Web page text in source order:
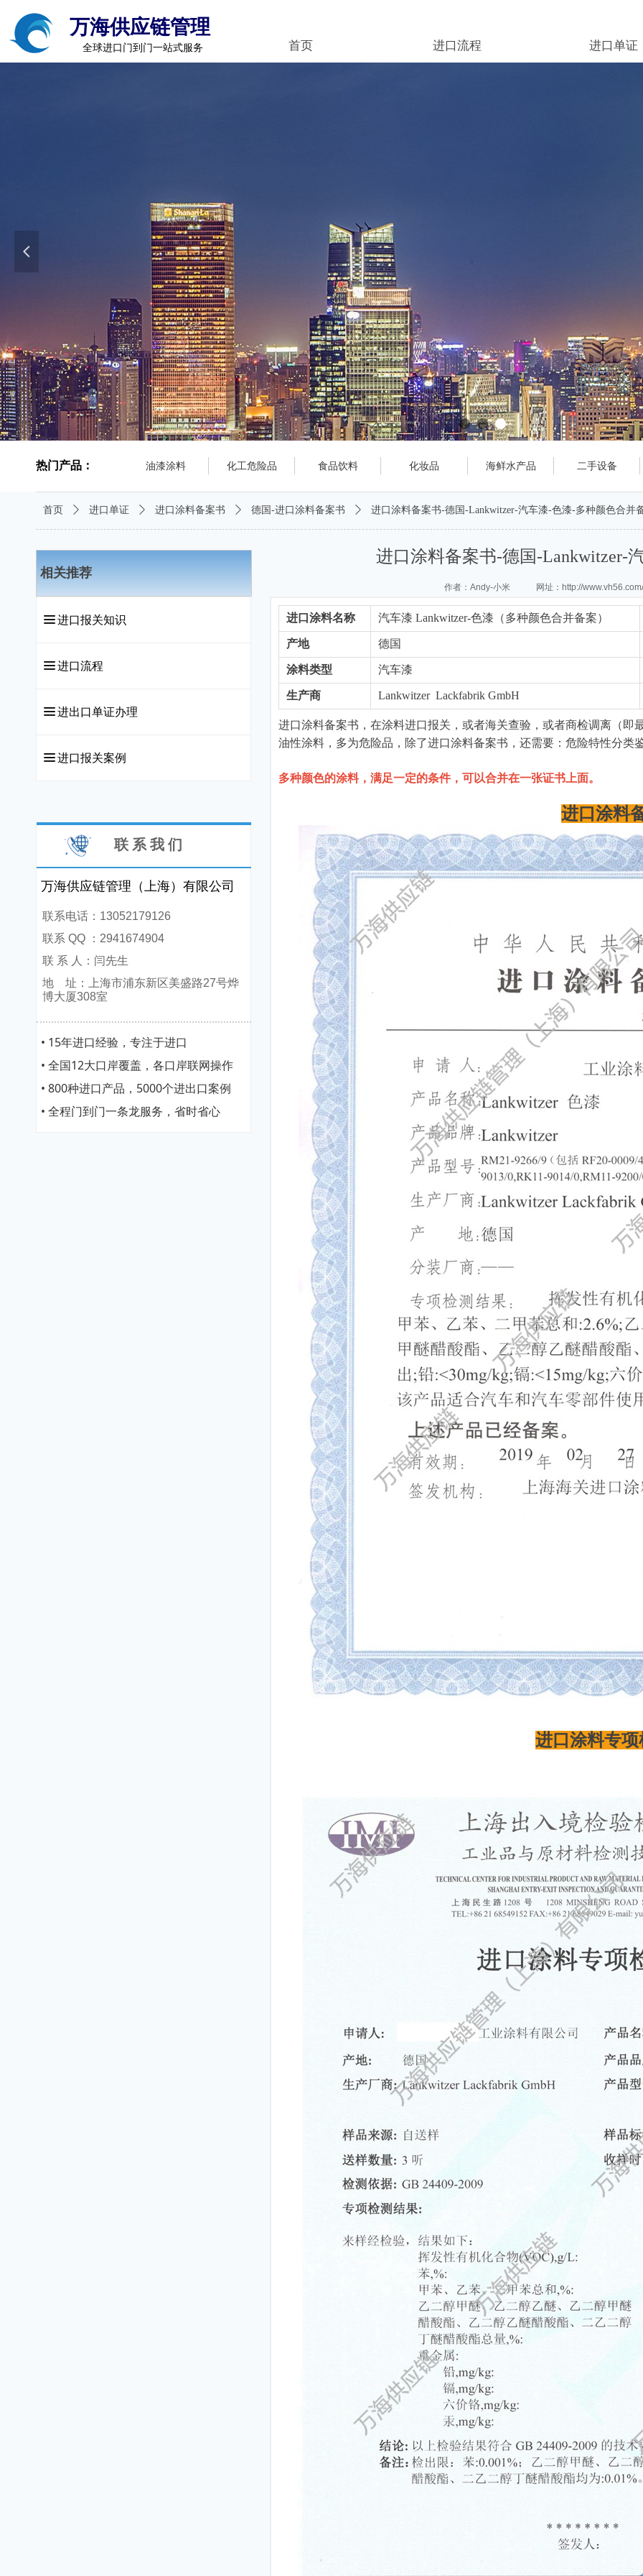
넳
首页 进口流程 进口单证
万海供应链管理
全球进口门到门一站式服务
油漆涂料 化工危险品 食品饮料 化妆品 海鲜水产品 二手设备
热门产品：
相关推荐
끀进口报关知识
끀进口流程
끀进出口单证办理
끀进口报关案例
进口涂料名称 汽车漆 Lankwitzer-色漆（多种颜色合并备案）
产地 德国
涂料类型 汽车漆
生产商 Lankwitzer Lackfabrik GmbH
进口涂料备案书，在涂料进口报关，或者海关查验，或者商检调离（即
油性涂料，多为危险品，除了进口涂料备案书，还需要：危险特性分类
多种颜色的涂料，满足一定的条件，可以合并在一张证书上面。
进口涂料
进口涂料专
进口涂料备案书-德国-Lankwitzer-
作者：Andy-小米 网址：http://www.vh56.com/
• 15年进口经验，专注于进口
• 全国12大口岸覆盖，各口岸联网操作
• 800种进口产品，5000个进出口案例
• 全程门到门一条龙服务，省时省心
联系电话：13052179126
联系 QQ ：2941674904
联 系 人：闫先生
地 址：上海市浦东新区美盛路27号烨
博大厦308室
万海供应链管理（上海）有限公司
联 系 我 们
首页 ꄲ 进口单证 ꄲ 进口涂料备案书 ꄲ 德国-进口涂料备案书 ꄲ 进口涂料备案书-德国-Lankwitzer-汽车漆-色漆-多种颜色合并